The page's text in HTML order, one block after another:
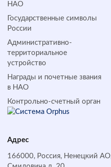
НАО
Государственные символы
России
Административно-
территориальное
устройство
Награды и почетные звания
в НАО
Контрольно-счетный орган
Адрес
166000, Россия, Ненецкий